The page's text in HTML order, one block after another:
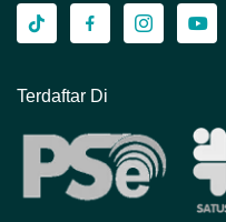
Terdaftar Di